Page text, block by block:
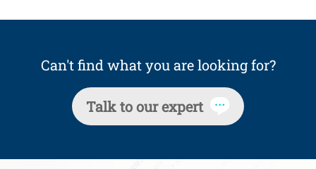
Can't find what you are looking for?
Talk to our expert